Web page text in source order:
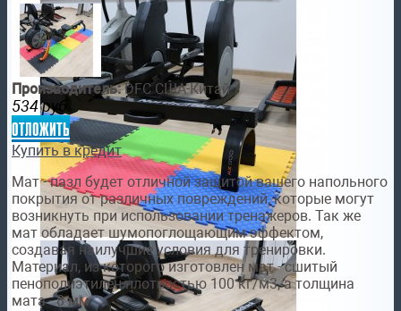
Производитель:DFC США-Китай
534 руб.
отложить
Купить в кредит
Мат - пазл будет отличной защитой вашего напольного
покрытия от различных повреждений, которые могут
возникнуть при использовании тренажеров. Так же
мат обладает шумопоглощающим эффектом,
создавая наилучшие условия для тренировки.
Материал, из которого изготовлен мат - сшитый
пенополиэтилен плотностью 100 кг/м3, а толщина
мата - 8 мм.